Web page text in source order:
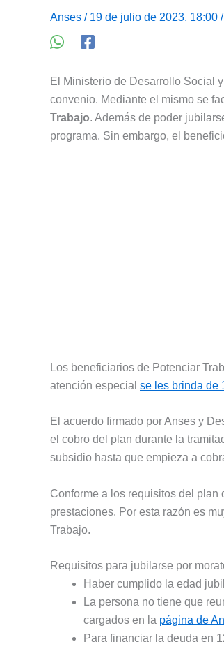
Anses / 19 de julio de 2023, 18:00
El Ministerio de Desarrollo Social
convenio. Mediante el mismo se
Trabajo. Además de poder
programa. Sin embargo, el
Los beneficiarios de Potenciar
atención especial se les brinda de
El acuerdo firmado por Anses y
el cobro del plan durante la
subsidio hasta que empieza a
Conforme a los requisitos del
prestaciones. Por esta razón es
Trabajo.
Requisitos para jubilarse por
Haber cumplido la edad
La persona no tiene que
cargados en la página de
Para financiar la deuda en